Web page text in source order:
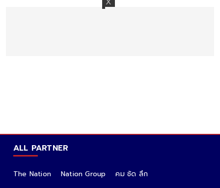
ALL PARTNER
The Nation Nation Group
คม ชัด ลึก